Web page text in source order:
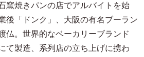
窯焼きパンの店でアルバイトを始
後「ドンク」、大阪の有名ブーラン
仏。世界的なベーカリーブランド
て製造、系列店の立ち上げに携わ